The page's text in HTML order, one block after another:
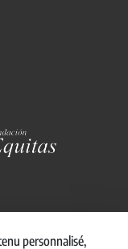
personnalisé,